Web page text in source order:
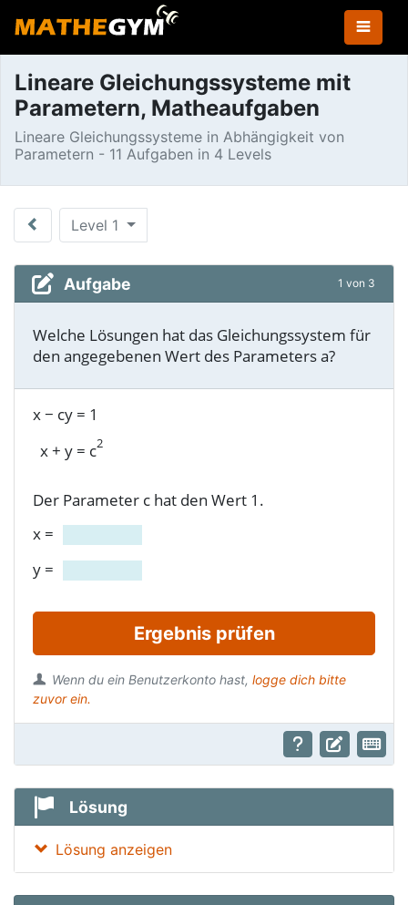
Lineare Gleichungssysteme mit
Parametern, Matheaufgaben
Lineare Gleichungssysteme in Abhängigkeit von
Parametern - 11 Aufgaben in 4 Levels
Level 1
Aufgabe 1 von 3
Welche Lösungen hat das Gleichungssystem für
den angegebenen Wert des Parameters a?
x− cy = 1
x+ y = c2
Der Parameter c hat den Wert 1.
x =
y =
Ergebnis prüfen
Wenn du ein Benutzerkonto hast, logge dich bitte
zuvor ein.
Lösung
Lösung anzeigen